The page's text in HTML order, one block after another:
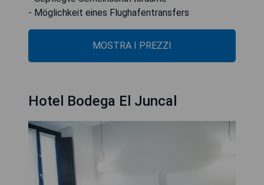
- Möglichkeit eines Flughafentransfers
MOSTRA I PREZZI
Hotel Bodega El Juncal